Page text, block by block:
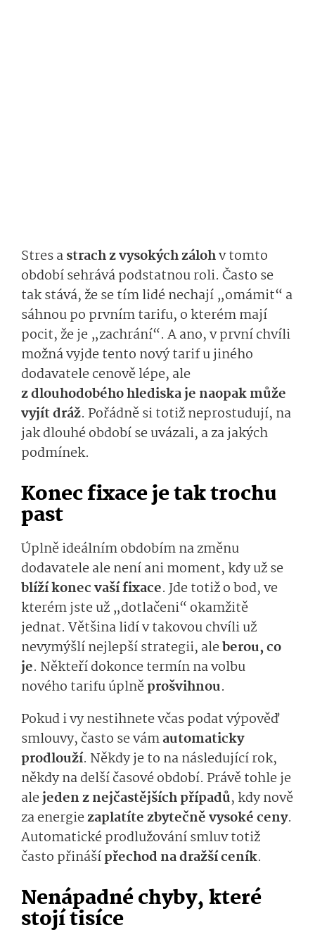
Stres astrach z vysokých zálohv tomto
období sehrává podstatnou roli. Často se
tak stává, že se tím lidé nechají „omámit“ a
sáhnou po prvním tarifu, o kterém mají
pocit, že je „zachrání“. A ano, v první chvíli
možná vyjde tento nový tarif u jiného
dodavatele cenově lépe, ale
z dlouhodobého hlediska je naopak může
vyjít dráž. Pořádně si totiž neprostudují, na
jak dlouhé období se uvázali, a za jakých
podmínek.
Konec fixace je tak trochu
past
Úplně ideálním obdobím na změnu
dodavatele ale není ani moment, kdy už se
blíží konec vaší fixace. Jde totiž o bod, ve
kterém jste už „dotlačeni“ okamžitě
jednat. Většina lidí v takovou chvíli už
nevymýšlí nejlepší strategii, aleberou, co
je. Někteří dokonce termín na volbu
nového tarifu úplněprošvihnou.
Pokud i vy nestihnete včas podat výpověď
smlouvy, často se vámautomaticky
prodlouží. Někdy je to na následující rok,
někdy na delší časové období. Právě tohle je
alejeden z nejčastějších případů, kdy nově
za energiezaplatíte zbytečně vysoké ceny.
Automatické prodlužování smluv totiž
často přinášípřechod na dražší ceník.
Nenápadné chyby, které
stojí tisíce